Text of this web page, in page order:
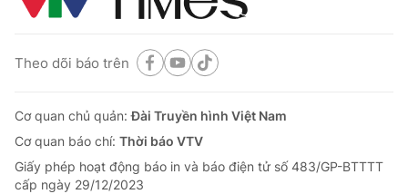
Theo dõi báo trên
Cơ quan chủ quản:Đài Truyền hình Việt Nam
Cơ quan báo chí: Thời báo VTV
Giấy phép hoạt động báo in và báo điện tử số 483/GP-BTTTT
cấp ngày 29/12/2023